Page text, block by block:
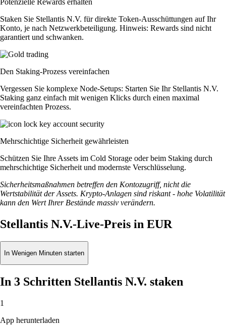
Staken Sie Stellantis N.V. für direkte Token-Ausschüttungen auf Ihr
Konto, je nach Netzwerkbeteiligung. Hinweis: Rewards sind nicht
garantiert und schwanken.
Den Staking-Prozess vereinfachen
Vergessen Sie komplexe Node-Setups: Starten Sie Ihr Stellantis N.V.
Staking ganz einfach mit wenigen Klicks durch einen maximal
vereinfachten Prozess.
Mehrschichtige Sicherheit gewährleisten
Schützen Sie Ihre Assets im Cold Storage oder beim Staking durch
mehrschichtige Sicherheit und modernste Verschlüsselung.
Sicherheitsmaßnahmen betreffen den Kontozugriff, nicht die
Wertstabilität der Assets. Krypto-Anlagen sind riskant - hohe Volatilität
kann den Wert Ihrer Bestände massiv verändern.
Stellantis N.V.-Live-Preis in EUR
In Wenigen Minuten starten
In 3 Schritten Stellantis N.V. staken
1
App herunterladen